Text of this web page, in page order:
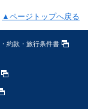
▲ページトップへ戻る
約款・旅行条件書